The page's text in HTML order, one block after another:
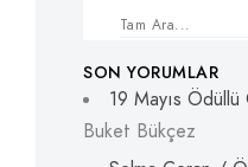
SON YORUMLAR
19 Mayıs
Buket Bükçez